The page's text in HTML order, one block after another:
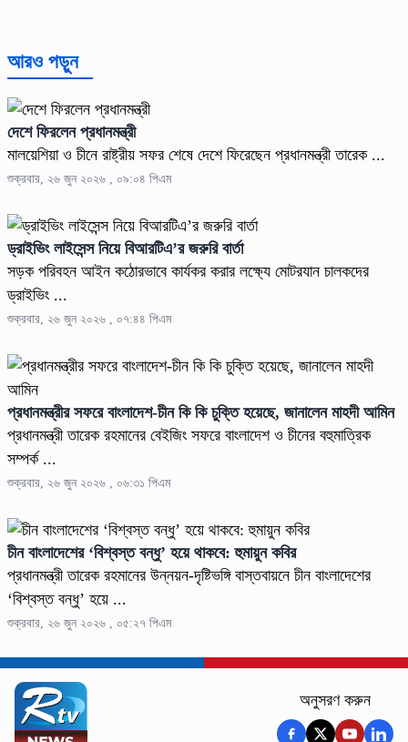
আরও পড়ুন
দেশে ফিরলেন প্রধানমন্ত্রী
মালয়েশিয়া ও চীনে রাষ্ট্রীয় সফর শেষে দেশে ফিরেছেন প্রধানমন্ত্রী তারেক ...
শুক্রবার, ২৬ জুন ২০২৬ , ০৯:০৪ পিএম
ড্রাইভিং লাইসেন্স নিয়ে বিআরটিএ’র জরুরি বার্তা
সড়ক পরিবহন আইন কঠোরভাবে কার্যকর করার লক্ষ্যে মোটরযান চালকদের
ড্রাইভিং ...
শুক্রবার, ২৬ জুন ২০২৬ , ০৭:৪৪ পিএম
প্রধানমন্ত্রীর সফরে বাংলাদেশ-চীন কি কি চুক্তি হয়েছে, জানালেন মাহদী আমিন
প্রধানমন্ত্রী তারেক রহমানের বেইজিং সফরে বাংলাদেশ ও চীনের বহুমাত্রিক
সম্পর্ক ...
শুক্রবার, ২৬ জুন ২০২৬ , ০৬:৩১ পিএম
চীন বাংলাদেশের ‘বিশ্বস্ত বন্ধু’ হয়ে থাকবে: হুমায়ুন কবির
প্রধানমন্ত্রী তারেক রহমানের উন্নয়ন-দৃষ্টিভঙ্গি বাস্তবায়নে চীন বাংলাদেশের
‘বিশ্বস্ত বন্ধু’ হয়ে ...
শুক্রবার, ২৬ জুন ২০২৬ , ০৫:২৭ পিএম
অনুসরণ করুন